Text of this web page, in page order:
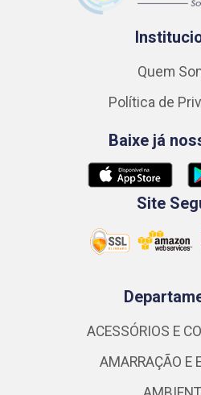
Quem
Política de
Baixe já
Site
ACESSÓRIOS E
AMARRAÇÃO E